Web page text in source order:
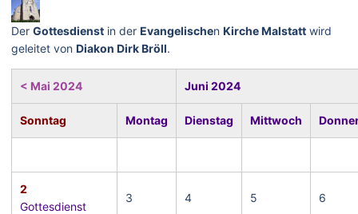
Der Gottesdienst in der Evangelischen Kirche Malstatt wird
geleitet von Diakon Dirk Bröll.
< Mai 2024 Juni 2024
Sonntag Montag Dienstag Mittwoch
2
Gottesdienst
3 4 5 6